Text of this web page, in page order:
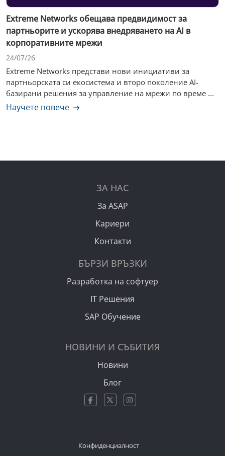
Extreme Networks обещава предвидимост за
партньорите и ускорява внедряването на AI в
корпоративните мрежи
24/07/26
Extreme Networks представи нови инициативи за
партньорската си екосистема и второ поколение AI-
базирани решения за управление на мрежи по време ...
Научете повече
ЗА НАС
За ASAP
Кариери
Контакти
БЪРЗИ ВРЪЗКИ
Разработка на софтуер
IT Решения
SAP Обучение
НОВИНИ И СЪБИТИЯ
Новини
Блог
Конфиденциалност